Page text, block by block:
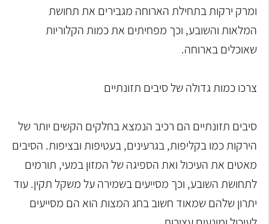
ומרק ירקות בתחילת הארוחה מגבירים את תחושת
המלאות והשובע, וכך מפחיתים את כמות הקלוריות
שאוכלים בארוחה.
צרכו כמות גדולה של סיבים תזונתיים
סיבים תזונתיים הם רכיב הנמצא בחלקים הקשים יותר של
הירקות כמו בקליפות, בגרעינים, בעטיפות ובציפות. הסיבים
מאטים את העיכול ואת הספיגה של המזון במעי, תורמים
לתחושת השובע, וכך מסייעים בשמירה על משקל תקין. עוד
יתרון שלהם שמאוד חשוב בחג המצות הוא הם מסייעים